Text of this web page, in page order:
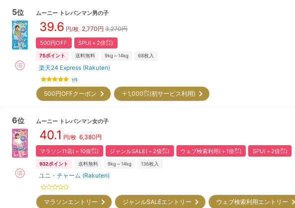
5位 ムーニー トレパンマン男の子
39.6 円/枚 2,770円 3,270円
500円OFF SPU(＋2倍㌽)
75ポイント 送料無料 9kg～14kg 68枚入
楽天24 Express (Rakuten)
1件
500円OFFクーポン ＋1,000㌽(初サービス利用)
6位 ムーニー トレパンマン女の子
40.1 円/枚 6,380円
マラソン11店(＋10倍㌽) ジャンルSALE(＋2倍㌽) ウェブ検索利用(＋1倍㌽) SPU(＋2倍㌽)
932ポイント 送料無料 9kg～14kg 136枚入
ユニ・チャーム (Rakuten)
マラソンエントリー ジャンルSALEエントリー ウェブ検索利用エントリー